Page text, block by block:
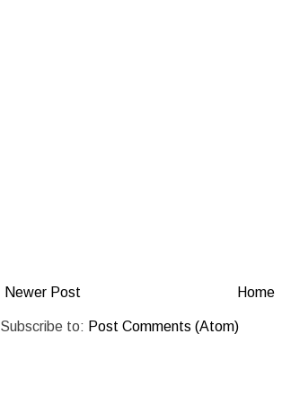
Newer Post Home
Subscribe to: Post Comments (Atom)